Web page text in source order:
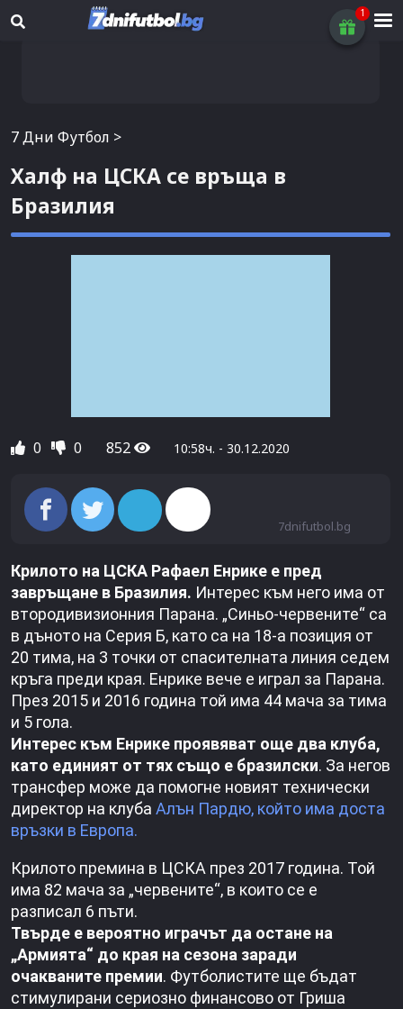
7 Дни Футбол >
Халф на ЦСКА се връща в
Бразилия
0 0 852 10:58ч. - 30.12.2020
7dnifutbol.bg
Крилото на ЦСКА Рафаел Енрике е пред
завръщане в Бразилия. Интерес към него има от
втородивизионния Парана. „Синьо-червените“ са
в дъното на Серия Б, като са на 18-а позиция от
20 тима, на 3 точки от спасителната линия седем
кръга преди края. Енрике вече е играл за Парана.
През 2015 и 2016 година той има 44 мача за тима
и 5 гола.
Интерес към Енрике проявяват още два клуба,
като единият от тях също е бразилски. За негов
трансфер може да помогне новият технически
директор на клуба Алън Пардю, който има доста
връзки в Европа.
Крилото премина в ЦСКА през 2017 година. Той
има 82 мача за „червените“, в които се е
разписал 6 пъти.
Твърде е вероятно играчът да остане на
„Армията“ до края на сезона заради
очакваните премии. Футболистите ще бъдат
стимулирани сериозно финансово от Гриша